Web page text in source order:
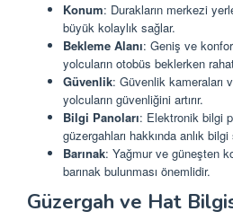
Konum: Durakların merkezi
büyük kolaylık sağlar.
Bekleme Alanı: Geniş ve
yolcuların otobüs beklerken
Güvenlik: Güvenlik kameraları
yolcuların güvenliğini artırır.
Bilgi Panoları: Elektronik bilgi
güzergahları hakkında anlık bilgi
Barınak: Yağmur ve güneşten
barınak bulunması önemlidir.
Güzergah ve Hat